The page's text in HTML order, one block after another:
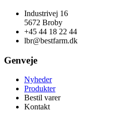
Industrivej 16
5672 Broby
+45 44 18 22 44
lbr@bestfarm.dk
Genveje
Nyheder
Produkter
Bestil varer
Kontakt